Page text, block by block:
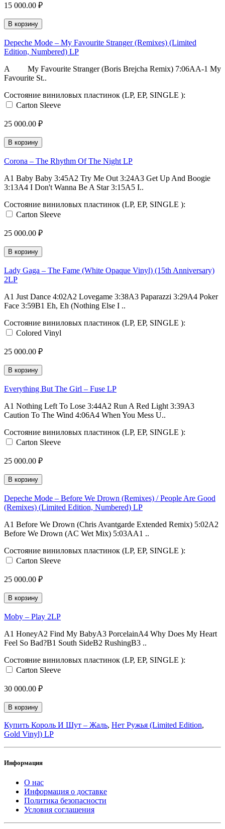
15 000.00 ₽
В корзину
Depeche Mode – My Favourite Stranger (Remixes) (Limited
Edition, Numbered) LP
A My Favourite Stranger (Boris Brejcha Remix) 7:06AA-1 My
Favourite St..
Состояние виниловых пластинок (LP, EP, SINGLE ):
Carton Sleeve
25 000.00 ₽
В корзину
Corona – The Rhythm Of The Night LP
A1 Baby Baby 3:45A2 Try Me Out 3:24A3 Get Up And Boogie
3:13A4 I Don't Wanna Be A Star 3:15A5 I..
Состояние виниловых пластинок (LP, EP, SINGLE ):
Carton Sleeve
25 000.00 ₽
В корзину
Lady Gaga – The Fame (White Opaque Vinyl) (15th Anniversary)
2LP
A1 Just Dance 4:02A2 Lovegame 3:38A3 Paparazzi 3:29A4 Poker
Face 3:59B1 Eh, Eh (Nothing Else I ..
Состояние виниловых пластинок (LP, EP, SINGLE ):
Colored Vinyl
25 000.00 ₽
В корзину
Everything But The Girl – Fuse LP
A1 Nothing Left To Lose 3:44A2 Run A Red Light 3:39A3
Caution To The Wind 4:06A4 When You Mess U..
Состояние виниловых пластинок (LP, EP, SINGLE ):
Carton Sleeve
25 000.00 ₽
В корзину
Depeche Mode – Before We Drown (Remixes) / People Are Good
(Remixes) (Limited Edition, Numbered) LP
A1 Before We Drown (Chris Avantgarde Extended Remix) 5:02A2
Before We Drown (AC Wet Mix) 5:03AA1 ..
Состояние виниловых пластинок (LP, EP, SINGLE ):
Carton Sleeve
25 000.00 ₽
В корзину
Moby – Play 2LP
A1 HoneyA2 Find My BabyA3 PorcelainA4 Why Does My Heart
Feel So Bad?B1 South SideB2 RushingB3 ..
Состояние виниловых пластинок (LP, EP, SINGLE ):
Carton Sleeve
30 000.00 ₽
В корзину
Купить Король И Шут ‎– Жаль, Нет Ружья (Limited Edition,
Gold Vinyl) LP
Информация
О нас
Информация о доставке
Политика безопасности
Условия соглашения